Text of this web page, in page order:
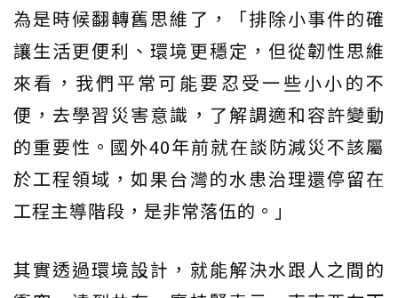
為是時候翻轉舊思維了，「排除小事件的確
讓生活更便利、環境更穩定，但從韌性思維
來看，我們平常可能要忍受一些小小的不
便，去學習災害意識，了解調適和容許變動
的重要性。國外40年前就在談防減災不該屬
於工程領域，如果台灣的水患治理還停留在
工程主導階段，是非常落伍的。」
其實透過環境設計，就能解決水跟人之間的